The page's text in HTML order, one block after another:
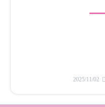
2025/11/02